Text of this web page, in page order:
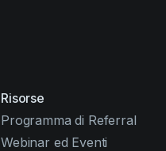
Risorse
Programma di Referral
Webinar ed Eventi